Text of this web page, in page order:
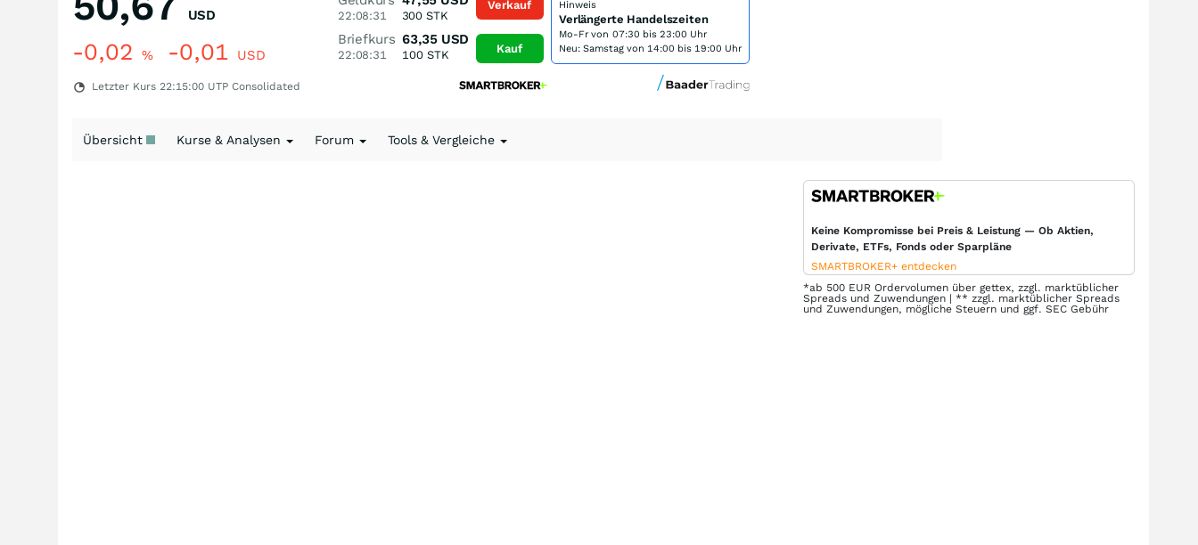
USD
-0,02 % -0,01 USD
Letzter Kurs 22:15:00 UTP Consolidated
22:08:31 300 STK
Briefkurs
22:08:31
63,35 USD
100STK
Verkauf
Kauf
Hinweis
Verlängerte Handelszeiten
Mo-Fr von 07:30 bis 23:00 Uhr
Neu: Samstag von 14:00 bis 19:00 Uhr
Übersicht Kurse & Analysen Forum Tools & Vergleiche
Keine Kompromisse bei Preis & Leistung — Ob Aktien,
Derivate, ETFs, Fonds oder Sparpläne
SMARTBROKER+ entdecken
*ab 500 EUR Ordervolumen über gettex, zzgl. marktüblicher
Spreads und Zuwendungen | ** zzgl. marktüblicher Spreads
und Zuwendungen, mögliche Steuern und ggf. SEC Gebühr